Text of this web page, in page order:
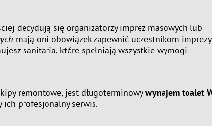
decydują się organizatorzy imprez masowych lub
mają oni obowiązek zapewnić uczestnikom imprezy
sanitaria, które spełniają wszystkie wymogi.
remontowe, jest długoterminowywynajem toalet
ich profesjonalny serwis.